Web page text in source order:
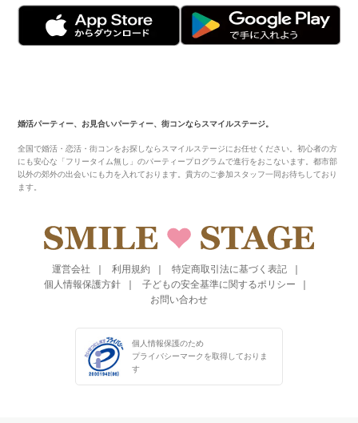
婚活パーティー、お見合いパーティー、街コンならスマイルステージ。
全国で婚活・恋活・街コンをお探しならスマイルステージにお任せください。初心者の方
にも安心な「フリータイム無し」のパーティープログラムで進行をおこないます。都市部
以外の郊外の出会いにも力を入れております。貴方のご参加スタッフ一同お待ちしており
ます。
運営会社 利用規約
特定商取引法に基づく表記
個人情報保護方針
子どもの安全基準に関するポリシー
お問い合わせ
個人情報保護のため
プライバシーマークを取得しておりま
す